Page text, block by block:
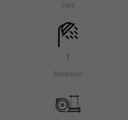
Sala
1
Banheiro